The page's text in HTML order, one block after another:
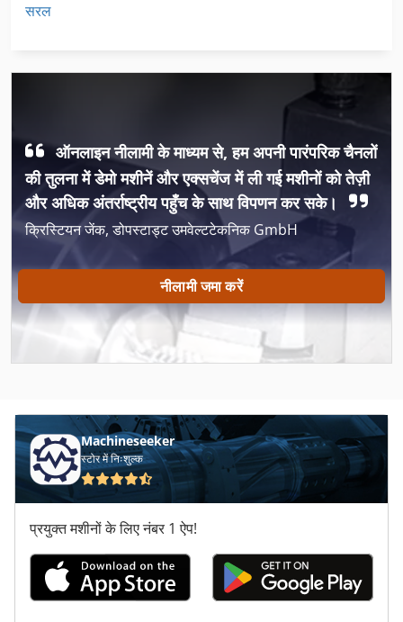
सरल
ऑनलाइन नीलामी के माध्यम से, हम अपनी पारंपरिक चैनलों
की तुलना में डेमो मशीनें और एक्सचेंज में ली गई मशीनों को तेज़ी
और अधिक अंतर्राष्ट्रीय पहुँच के साथ विपणन कर सके।
क्रिस्टियन जेंक, डोपस्टाड्ट उमवेल्टटेकनिक GmbH
नीलामी जमा करें
Machineseeker
स्टोर में निःशुल्क
प्रयुक्त मशीनों के लिए नंबर 1 ऐप!